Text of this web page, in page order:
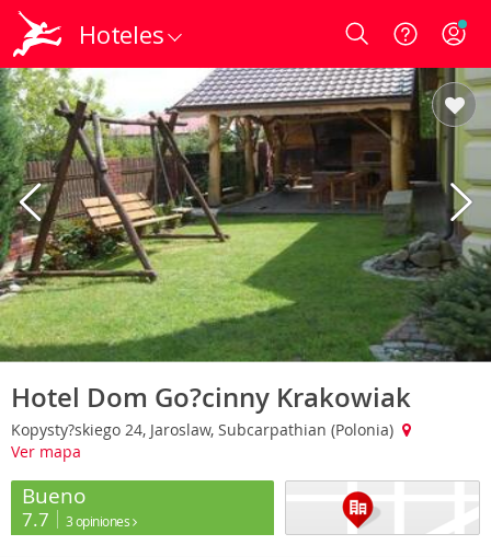
Hoteles Login
Hotel Dom Go?cinny Krakowiak
Kopysty?skiego 24, Jaroslaw, Subcarpathian (Polonia)
Ver mapa
Bueno
7.7 3 opiniones